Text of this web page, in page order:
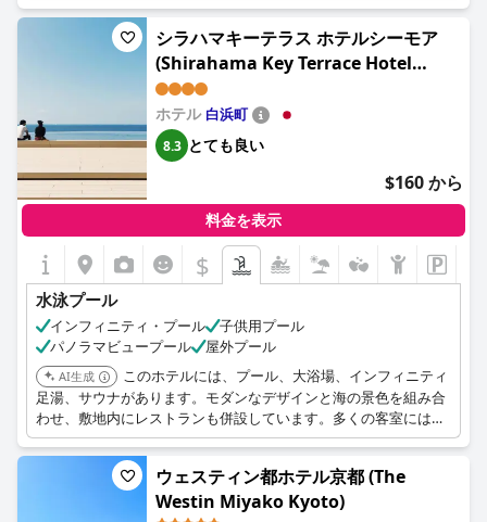
シラハマキーテラス ホテルシーモア
(Shirahama Key Terrace Hotel
Seamore)
ホテル 白浜町
8.3 とても良い
$160 から
料金を表示
$
水泳プール
インフィニティ・プール
子供用プール
パノラマビュープール
屋外プール
AI生成
このホテルには、プール、大浴場、インフィニティ
足湯、サウナがあります。モダンなデザインと海の景色を組み合
わせ、敷地内にレストランも併設しています。多くの客室には床
から天井までの窓またはバルコニーがあります。
ウェスティン都ホテル京都 (The
Westin Miyako Kyoto)